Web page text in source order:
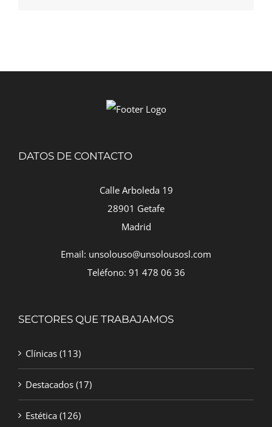
DATOS DE CONTACTO
Calle Arboleda 19
28901 Getafe
Madrid
Email: unsolouso@unsolousosl.com
Teléfono: 91 478 06 36
SECTORES QUE TRABAJAMOS
Clínicas (113)
Destacados (17)
Estética (126)